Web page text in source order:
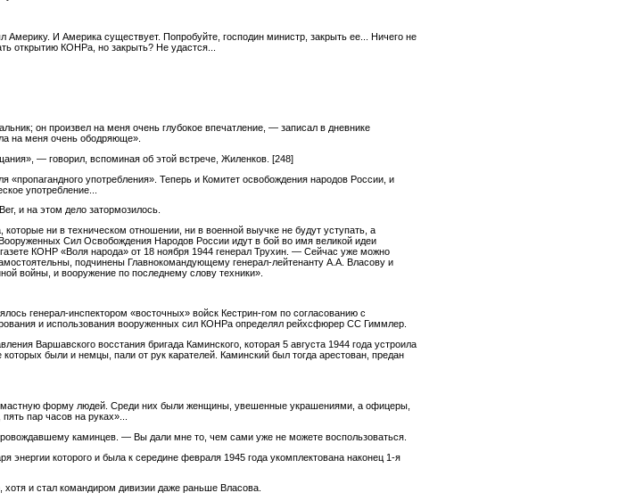
И Америка существует. Попробуйте, господин министр, закрыть ее... Ничего не
открытию КОНРа, но закрыть? Не удастся...
он произвел на меня очень глубокое впечатление, — записал в дневнике
на меня очень ободряюще».
— говорил, вспоминая об этой встрече, Жиленков. [248]
употребления». Теперь и Комитет освобождения народов России, и
употребление...
и на этом дело затормозилось.
ни в техническом отношении, ни в военной выучке не будут уступать, а
Сил Освобождения Народов России идут в бой во имя великой идеи
КОНР «Воля народа» от 18 ноября 1944 генерал Трухин. — Сейчас уже можно
подчинены Главнокомандующему генерал-лейтенанту А.А. Власову и
войны, и вооружение по последнему слову техники».
генерал-инспектором «восточных» войск Кестрин-гом по согласованию с
и использования вооруженных сил КОНРа определял рейхсфюрер СС Гиммлер.
Варшавского восстания бригада Каминского, которая 5 августа 1944 года устроила
были и немцы, пали от рук карателей. Каминский был тогда арестован, предан
форму людей. Среди них были женщины, увешенные украшениями, а офицеры,
пар часов на руках»...
каминцев. — Вы дали мне то, чем сами уже не можете воспользоваться.
энергии которого и была к середине февраля 1945 года укомплектована наконец 1-я
хотя и стал командиром дивизии даже раньше Власова.